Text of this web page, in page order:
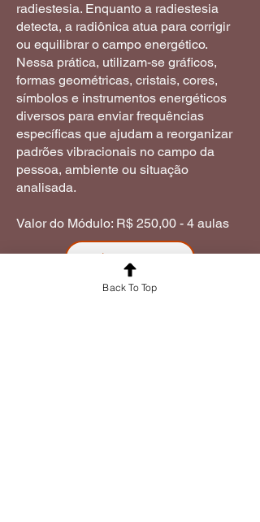
radiestesia. Enquanto a radiestesia
detecta, a radiônica atua para corrigir
ou equilibrar o campo energético.
Nessa prática, utilizam-se gráficos,
formas geométricas, cristais, cores,
símbolos e instrumentos energéticos
diversos para enviar frequências
específicas que ajudam a reorganizar
padrões vibracionais no campo da
pessoa, ambiente ou situação
analisada.
Valor do Módulo: R$ 250,00 - 4 aulas
Inscrição
Back To Top